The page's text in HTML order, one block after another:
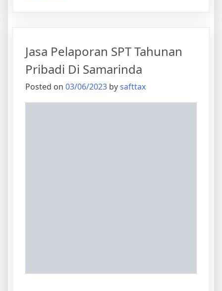
Jasa Pelaporan SPT Tahunan
Pribadi Di Samarinda
Posted on 03/06/2023 bysafttax